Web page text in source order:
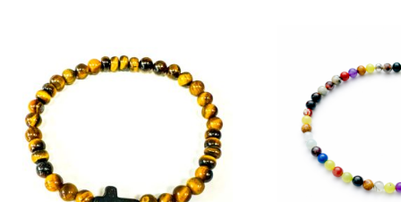
meerdere
variaties.
Deze
optie
kan
gekozen